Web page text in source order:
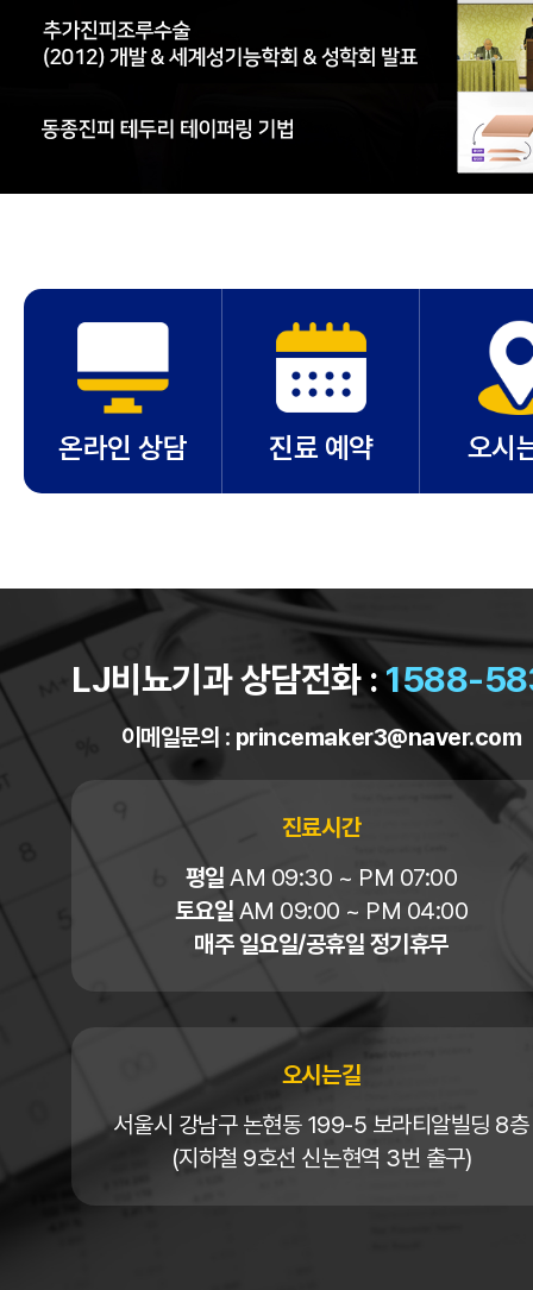
온라인 상담 진료 예약 오시
LJ비뇨기과 상담전화 :1588-
이메일문의 : princemaker3@naver.com
진료시간
평일 AM 09:30 ~ PM 07:00
토요일 AM 09:00 ~ PM 04:00
매주 일요일/공휴일 정기휴무
오시는길
서울시 강남구 논현동 199-5 보라티알빌딩 8층
(지하철 9호선 신논현역 3번 출구)